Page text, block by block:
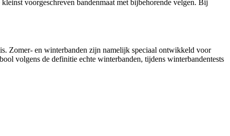
voorgeschreven bandenmaat met bijbehorende velgen. Bij
Zomer- en winterbanden zijn namelijk speciaal ontwikkeld voor
volgens de definitie echte winterbanden, tijdens winterbandentests